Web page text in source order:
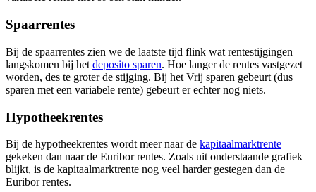
Spaarrentes
Bij de spaarrentes zien we de laatste tijd flink wat rentestijgingen
langskomen bij het deposito sparen. Hoe langer de rentes vastgezet
worden, des te groter de stijging. Bij het Vrij sparen gebeurt (dus
sparen met een variabele rente) gebeurt er echter nog niets.
Hypotheekrentes
Bij de hypotheekrentes wordt meer naar de kapitaalmarktrente
gekeken dan naar de Euribor rentes. Zoals uit onderstaande grafiek
blijkt, is de kapitaalmarktrente nog veel harder gestegen dan de
Euribor rentes.